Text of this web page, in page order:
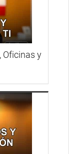
Oficinas y